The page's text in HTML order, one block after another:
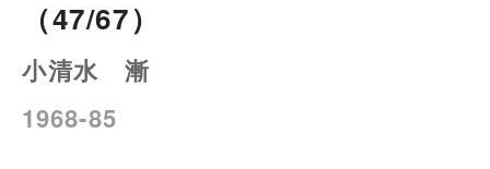
（47/67）
小清水 漸
1968-85